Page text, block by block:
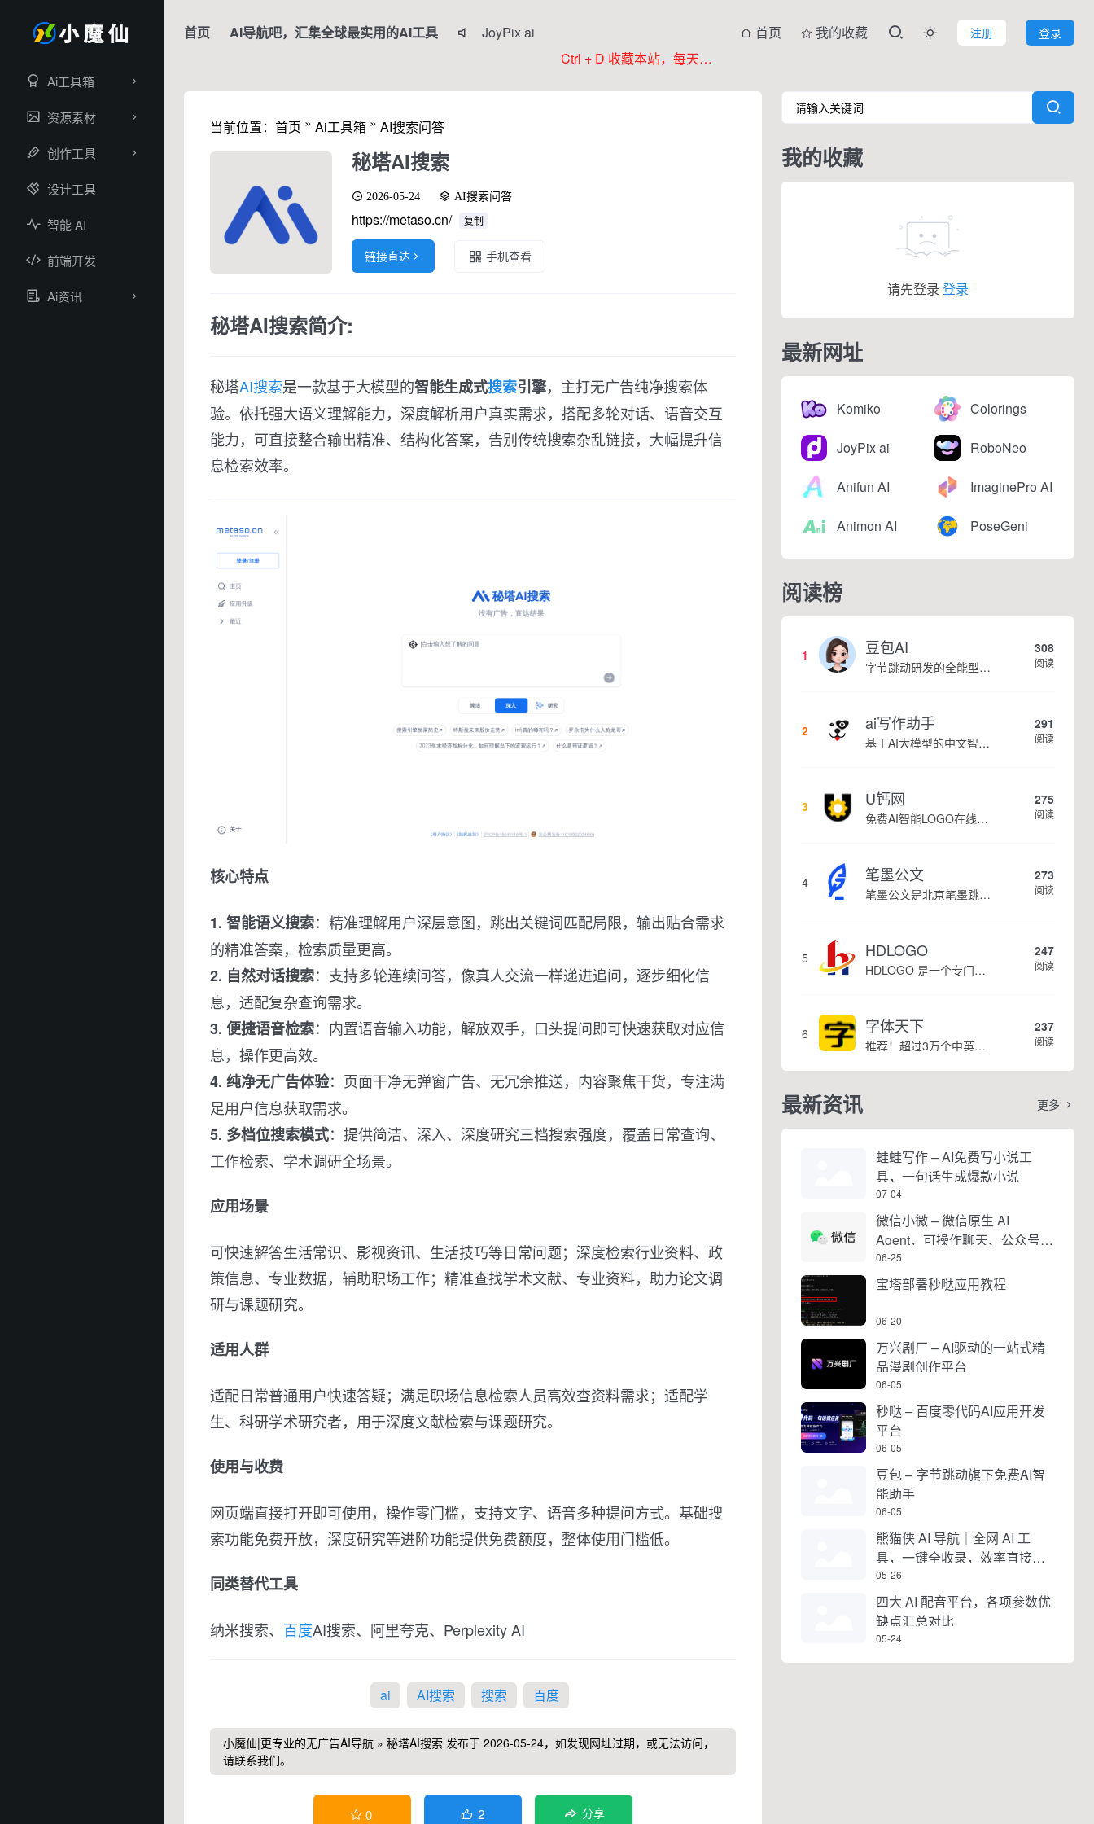
Ai工具箱
资源素材
创作工具
设计工具
智能 AI
前端开发
Ai资讯
首页 AI导航吧，汇集全球最实用的AI工具 
JoyPix ai
登录
注册

首页
我的收藏
Ctrl + D 收藏本站，每天更新好站！
当前位置： 首页 » Ai工具箱 » AI搜索问答
秘塔AI搜索
2026-05-24 AI搜索问答
https://metaso.cn/ 复制
链接直达  手机查看
秘塔AI搜索简介:
秘塔AI搜索是一款基于大模型的智能生成式搜索引擎，主打无广告纯净搜索体
验。依托强大语义理解能力，深度解析用户真实需求，搭配多轮对话、语音交互
能力，可直接整合输出精准、结构化答案，告别传统搜索杂乱链接，大幅提升信
息检索效率。
核心特点
1. 智能语义搜索：精准理解用户深层意图，跳出关键词匹配局限，输出贴合需求
的精准答案，检索质量更高。
2. 自然对话搜索：支持多轮连续问答，像真人交流一样递进追问，逐步细化信
息，适配复杂查询需求。
3. 便捷语音检索：内置语音输入功能，解放双手，口头提问即可快速获取对应信
息，操作更高效。
4. 纯净无广告体验：页面干净无弹窗广告、无冗余推送，内容聚焦干货，专注满
足用户信息获取需求。
5. 多档位搜索模式：提供简洁、深入、深度研究三档搜索强度，覆盖日常查询、
工作检索、学术调研全场景。
应用场景
可快速解答生活常识、影视资讯、生活技巧等日常问题；深度检索行业资料、政
策信息、专业数据，辅助职场工作；精准查找学术文献、专业资料，助力论文调
研与课题研究。
适用人群
适配日常普通用户快速答疑；满足职场信息检索人员高效查资料需求；适配学
生、科研学术研究者，用于深度文献检索与课题研究。
使用与收费
网页端直接打开即可使用，操作零门槛，支持文字、语音多种提问方式。基础搜
索功能免费开放，深度研究等进阶功能提供免费额度，整体使用门槛低。
同类替代工具
纳米搜索、 百度AI搜索、阿里夸克、Perplexity AI
ai AI搜索 搜索 百度
小魔仙|更专业的无广告AI导航 » 秘塔AI搜索 发布于 2026-05-24，如发现网址过期，或无法访问，
请联系我们。
 0  2 分享
我的收藏
请先登录 登录
最新网址
Komiko Colorings
JoyPix ai RoboNeo
Anifun AI ImaginePro AI
Animon AI PoseGeni
阅读榜
1 豆包AI
字节跳动研发的全能型AI智能助手，提供智能对话、知识问答、内容创作、学习办公等一站式AI服务
308
阅读
2 ai写作助手
基于AI大模型的中文智能写作工具，面向学生、自媒体、职场人士提供一站式文本创作服务 核心定位 AI写作助手是依托人工智能技术打造的创作辅助平台，专注中文文本生成与优化，帮助用户快速完成各类文案、文章、论文等内容创作，提升写作效率 核心功能 ...
291
阅读
3 U钙网
免费AI智能LOGO在线设计制作平台
275
阅读
4 笔墨公文
笔墨公文是北京笔墨跳动科技旗下垂直公文赛道 AIGC 创作平台，深耕体制公文专业场景，依托海量标准公文语料训练专属大模型。平台整合 AI 公文生成、全维度智能校对、范文库、实时更新素材库、标准化公文模板五大核心板块，兼顾公文快速撰写、文稿合...
273
阅读
5 HDLOGO
HDLOGO 是一个专门整理矢量标志和图标的网站，提供各类品牌和公司的矢量标志下载服务，主要面向设计师、营销人员和企业用户，帮他们获取高质量的品牌标识资源。
247
阅读
6 字体天下
推荐！超过3万个中英文字体免费下载
237
阅读
最新资讯 更多 
蛙蛙写作 – AI免费写小说工
具，一句话生成爆款小说
07-04
微信小微 – 微信原生 AI
Agent，可操作聊天、公众号、
视频号和小程序
06-25
宝塔部署秒哒应用教程
06-20
万兴剧厂 – AI驱动的一站式精
品漫剧创作平台
06-05
秒哒 – 百度零代码AI应用开发
平台
06-05
豆包 – 字节跳动旗下免费AI智
能助手
06-05
熊猫侠 AI 导航｜全网 AI 工
具，一键全收录，效率直接拉
满
05-26
四大 AI 配音平台，各项参数优
缺点汇总对比
05-24